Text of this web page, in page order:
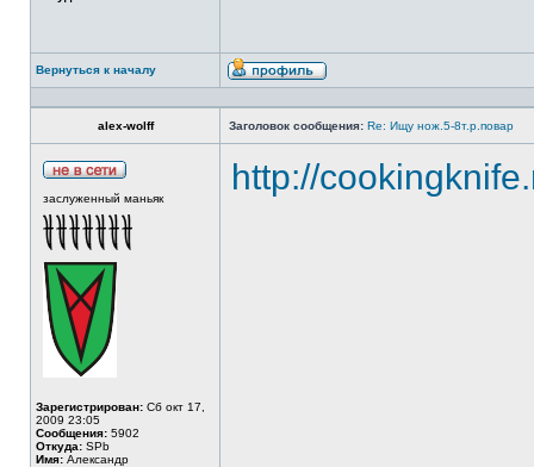
Вернуться к началу
alex-wolff Заголовок сообщения: Re: Ищу нож.5-8т.р.повар
заслуженный маньяк
Зарегистрирован: Сб окт 17,
2009 23:05
Сообщения: 5902
Откуда: SPb
Имя: Александр
http://